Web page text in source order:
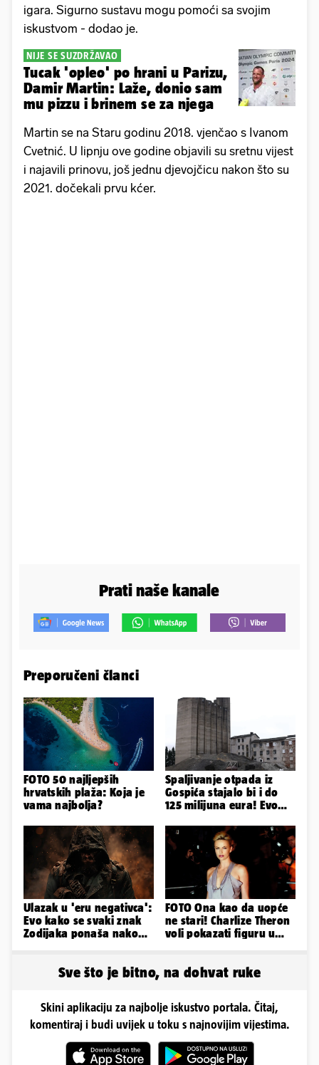
igara. Sigurno sustavu mogu pomoći sa svojim
iskustvom - dodao je.
NIJE SE SUZDRŽAVAO
Tucak 'opleo' po hrani u Parizu,
Damir Martin: Laže, donio sam
mu pizzu i brinem se za njega
Martin se na Staru godinu 2018. vjenčao s Ivanom
Cvetnić. U lipnju ove godine objavili su sretnu vijest
i najavili prinovu, još jednu djevojčicu nakon što su
2021. dočekali prvu kćer.
Prati naše kanale
Preporučeni članci
FOTO 50 najljepših
hrvatskih plaža: Koja je
vama najbolja?
Spaljivanje otpada iz
Gospića stajalo bi i do
125 milijuna eura! Evo
najizglednija
Ulazak u 'eru negativca':
Evo kako se svaki znak
Zodijaka ponaša nakon
FOTO Ona kao da uopće
ne stari! Charlize Theron
voli pokazati figuru u
Sve što je bitno, na dohvat ruke
Skini aplikaciju za najbolje iskustvo portala. Čitaj,
komentiraj i budi uvijek u toku s najnovijim vijestima.